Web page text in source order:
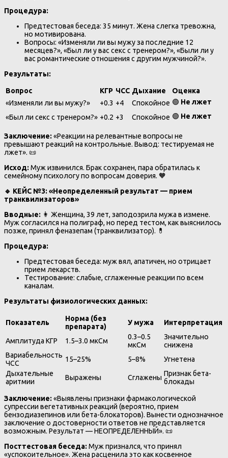
Процедура:
Предтестовая беседа: 35 минут. Жена слегка тревожна,
но мотивирована.
Вопросы: «Изменяли ли вы мужу за последние 12
месяцев?», «Был ли у вас секс с тренером?», «Были ли у
вас романтические отношения с другим мужчиной?».
Результаты:
Вопрос КГР ЧСС Дыхание
Оценка
«Изменяли ли вы мужу?»
+0.3 +4 Спокойное 🟢 Не лжет
«Был ли секс с тренером?» +0.2 +3 Спокойное 🟢 Не лжет
Заключение:«Реакции на релевантные вопросы не
превышают реакций на контрольные. Вывод: тестируемая не
лжет». 📜
Исход:Муж извинился. Брак сохранен, пара обратилась к
семейному психологу по вопросам доверия. 🧡
🔹 КЕЙС №3: «Неопределенный результат — прием
транквилизаторов»
Вводные: 👩 Женщина, 39 лет, заподозрила мужа в измене.
Муж согласился на полиграф, но перед тестом, как выяснилось
позже, принял феназепам (транквилизатор). 💊
Процедура:
Предтестовая беседа: муж вял, апатичен, но отрицает
прием лекарств.
Тестирование: слабые, сглаженные реакции по всем
каналам.
Результаты физиологических данных:
Показатель
Норма (без
препарата)
У мужа Интерпретация
Амплитуда КГР 1.5–3.0 мкСм
0.3–0.5
мкСм
Значительно
снижена
Вариабельность
ЧСС
15–25% 5–8%
Угнетена
Дыхательные
аритмии
Выражены Сглажены Признак бета-
блокады
Заключение:«Выявлены признаки фармакологической
супрессии вегетативных реакций (вероятно, прием
бензодиазепинов или бета-блокаторов). Вынести однозначное
заключение о достоверности ответов не представляется
возможным. Результат — НЕОПРЕДЕЛЕННЫЙ». 📜
Посттестовая беседа:Муж признался, что принял
«успокоительное». Жена расценила это как косвенное